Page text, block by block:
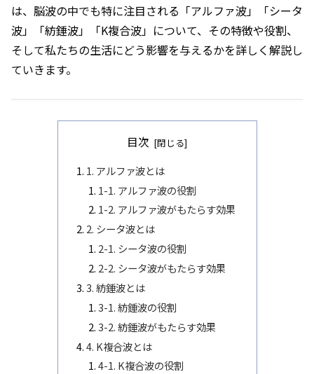
は、脳波の中でも特に注目される「アルファ波」「シータ
波」「紡錘波」「K複合波」について、その特徴や役割、
そして私たちの生活にどう影響を与えるかを詳しく解説し
ていきます。
目次
1. アルファ波とは
1-1. アルファ波の役割
1-2. アルファ波がもたらす効果
2. シータ波とは
2-1. シータ波の役割
2-2. シータ波がもたらす効果
3. 紡錘波とは
3-1. 紡錘波の役割
3-2. 紡錘波がもたらす効果
4. K複合波とは
4-1. K複合波の役割